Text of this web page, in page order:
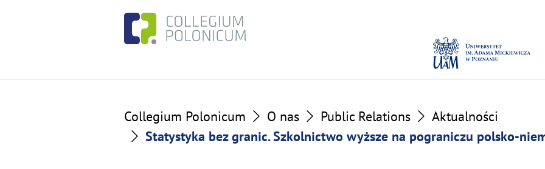
the
the
Collegium Polonicum O nas Public Relations
Aktualności
Statystyka bez granic. Szkolnictwo wyższe na pograniczu polsko-